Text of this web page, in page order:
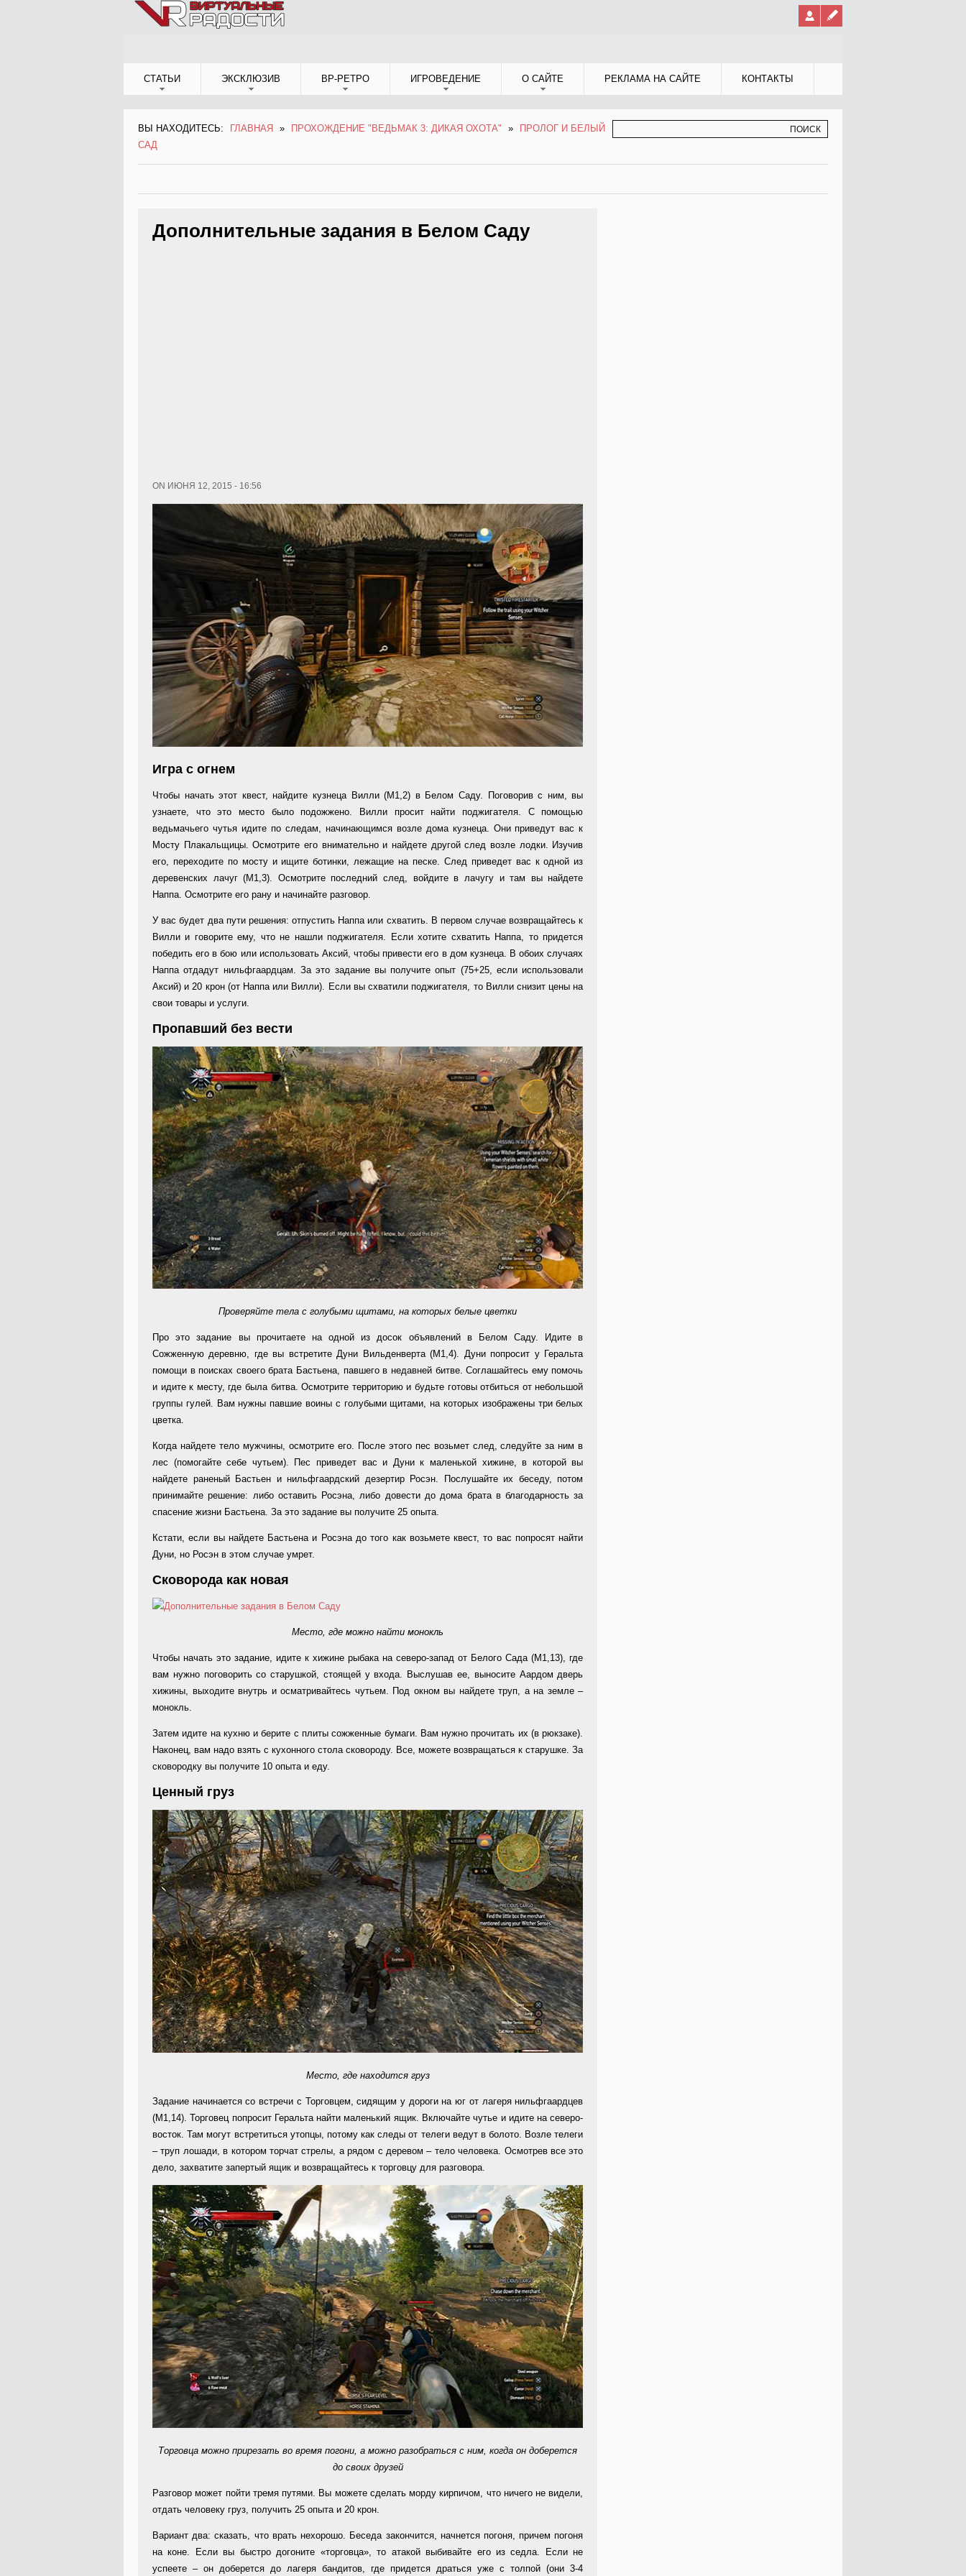
СТАТЬИ ЭКСКЛЮЗИВ ВР-РЕТРО ИГРОВЕДЕНИЕ О САЙТЕ РЕКЛАМА НА САЙТЕ КОНТАКТЫ
ВЫ НАХОДИТЕСЬ:
ВЫ НАХОДИТЕСЬ
ГЛАВНАЯ » ПРОХОЖДЕНИЕ "ВЕДЬМАК 3: ДИКАЯ ОХОТА" »
ПРОЛОГ И БЕЛЫЙ
САД
Дополнительные задания в Белом Саду
ON ИЮНЯ 12, 2015 - 16:56
Игра с огнем
Чтобы начать этот квест, найдите кузнеца Вилли (M1,2) в Белом Саду. Поговорив с ним, вы
узнаете, что это место было подожжено. Вилли просит найти поджигателя. С помощью
ведьмачьего чутья идите по следам, начинающимся возле дома кузнеца. Они приведут вас к
Мосту Плакальщицы. Осмотрите его внимательно и найдете другой след возле лодки. Изучив
его, переходите по мосту и ищите ботинки, лежащие на песке. След приведет вас к одной из
деревенских лачуг (M1,3). Осмотрите последний след, войдите в лачугу и там вы найдете
Наппа. Осмотрите его рану и начинайте разговор.
У вас будет два пути решения: отпустить Наппа или схватить. В первом случае возвращайтесь к
Вилли и говорите ему, что не нашли поджигателя. Если хотите схватить Наппа, то придется
победить его в бою или использовать Аксий, чтобы привести его в дом кузнеца. В обоих случаях
Наппа отдадут нильфгаардцам. За это задание вы получите опыт (75+25, если использовали
Аксий) и 20 крон (от Наппа или Вилли). Если вы схватили поджигателя, то Вилли снизит цены на
свои товары и услуги.
Пропавший без вести
Проверяйте тела с голубыми щитами, на которых белые цветки
Про это задание вы прочитаете на одной из досок объявлений в Белом Саду. Идите в
Сожженную деревню, где вы встретите Дуни Вильденверта (M1,4). Дуни попросит у Геральта
помощи в поисках своего брата Бастьена, павшего в недавней битве. Соглашайтесь ему помочь
и идите к месту, где была битва. Осмотрите территорию и будьте готовы отбиться от небольшой
группы гулей. Вам нужны павшие воины с голубыми щитами, на которых изображены три белых
цветка.
Когда найдете тело мужчины, осмотрите его. После этого пес возьмет след, следуйте за ним в
лес (помогайте себе чутьем). Пес приведет вас и Дуни к маленькой хижине, в которой вы
найдете раненый Бастьен и нильфгаардский дезертир Росэн. Послушайте их беседу, потом
принимайте решение: либо оставить Росэна, либо довести до дома брата в благодарность за
спасение жизни Бастьена. За это задание вы получите 25 опыта.
Кстати, если вы найдете Бастьена и Росэна до того как возьмете квест, то вас попросят найти
Дуни, но Росэн в этом случае умрет.
Сковорода как новая
Место, где можно найти монокль
Чтобы начать это задание, идите к хижине рыбака на северо-запад от Белого Сада (M1,13), где
вам нужно поговорить со старушкой, стоящей у входа. Выслушав ее, выносите Аардом дверь
хижины, выходите внутрь и осматривайтесь чутьем. Под окном вы найдете труп, а на земле –
монокль.
Затем идите на кухню и берите с плиты сожженные бумаги. Вам нужно прочитать их (в рюкзаке).
Наконец, вам надо взять с кухонного стола сковороду. Все, можете возвращаться к старушке. За
сковородку вы получите 10 опыта и еду.
Ценный груз
Место, где находится груз
Задание начинается со встречи с Торговцем, сидящим у дороги на юг от лагеря нильфгаардцев
(M1,14). Торговец попросит Геральта найти маленький ящик. Включайте чутье и идите на северо-
восток. Там могут встретиться утопцы, потому как следы от телеги ведут в болото. Возле телеги
– труп лошади, в котором торчат стрелы, а рядом с деревом – тело человека. Осмотрев все это
дело, захватите запертый ящик и возвращайтесь к торговцу для разговора.
Торговца можно прирезать во время погони, а можно разобраться с ним, когда он доберется
до своих друзей
Разговор может пойти тремя путями. Вы можете сделать морду кирпичом, что ничего не видели,
отдать человеку груз, получить 25 опыта и 20 крон.
Вариант два: сказать, что врать нехорошо. Беседа закончится, начнется погоня, причем погоня
на коне. Если вы быстро догоните «торговца», то атакой выбивайте его из седла. Если не
успеете – он доберется до лагеря бандитов, где придется драться уже с толпой (они 3-4